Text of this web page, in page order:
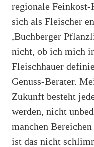
regionale Feinkost-
sich als Fleischer
,Buchberger
nicht, ob ich mich
Fleischhauer
Genuss-Berater.
Zukunft besteht
werden, nicht
manchen
ist das nicht